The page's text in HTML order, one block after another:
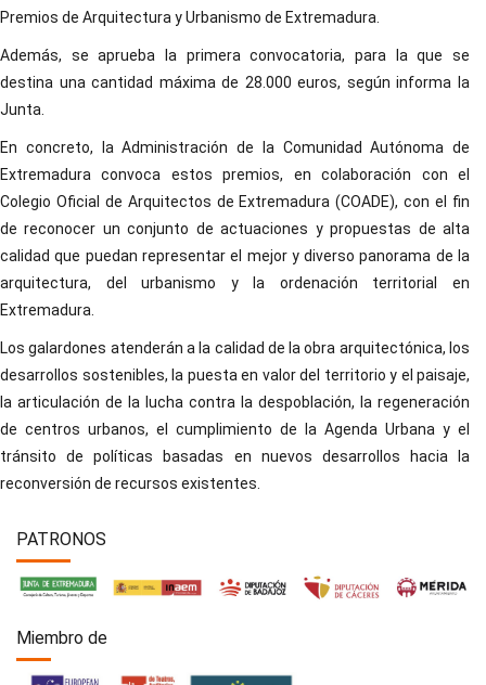
Premios de Arquitectura y Urbanismo de Extremadura.
Además, se aprueba la primera convocatoria, para la que se
destina una cantidad máxima de 28.000 euros, según informa la
Junta.
En concreto, la Administración de la Comunidad Autónoma de
Extremadura convoca estos premios, en colaboración con el
Colegio Oficial de Arquitectos de Extremadura (COADE), con el fin
de reconocer un conjunto de actuaciones y propuestas de alta
calidad que puedan representar el mejor y diverso panorama de la
arquitectura, del urbanismo y la ordenación territorial en
Extremadura.
Los galardones atenderán a la calidad de la obra arquitectónica, los
desarrollos sostenibles, la puesta en valor del territorio y el paisaje,
la articulación de la lucha contra la despoblación, la regeneración
de centros urbanos, el cumplimiento de la Agenda Urbana y el
tránsito de políticas basadas en nuevos desarrollos hacia la
reconversión de recursos existentes.
PATRONOS
Miembro de